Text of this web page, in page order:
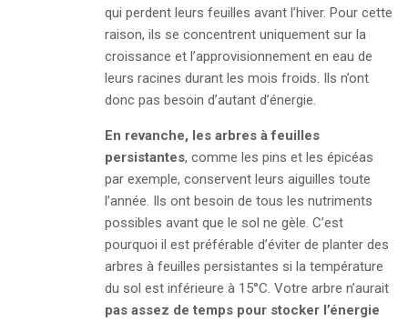
qui perdent leurs feuilles avant l’hiver. Pour cette
raison, ils se concentrent uniquement sur la
croissance et l’approvisionnement en eau de
leurs racines durant les mois froids. Ils n’ont
donc pas besoin d’autant d’énergie.
En revanche, les arbres à feuilles
persistantes, comme les pins et les épicéas
par exemple, conservent leurs aiguilles toute
l’année. Ils ont besoin de tous les nutriments
possibles avant que le sol ne gèle. C’est
pourquoi il est préférable d’éviter de planter des
arbres à feuilles persistantes si la température
du sol est inférieure à 15°C. Votre arbre n’aurait
pas assez de temps pour stocker l’énergie